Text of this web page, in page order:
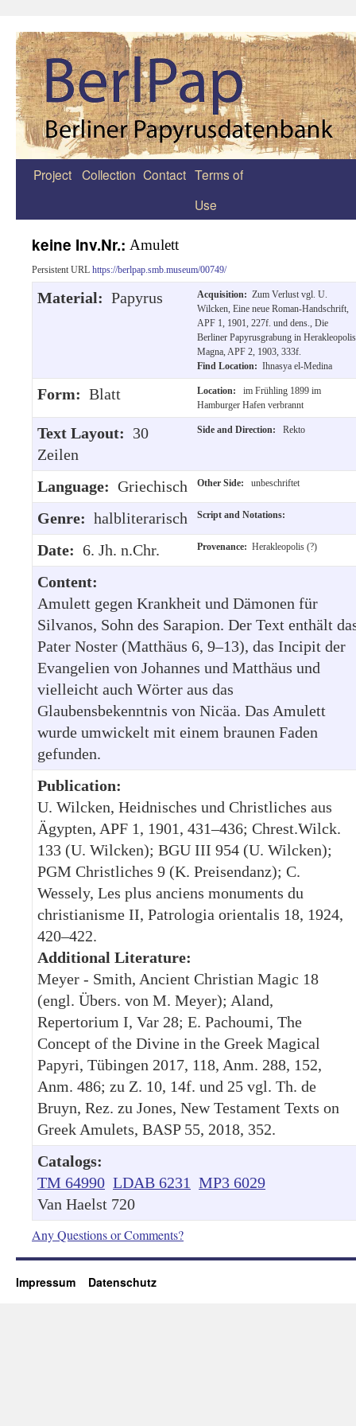
Zum
Project Collection Contact Terms of
Use
keine Inv.Nr.: Amulett
Persistent URL https://berlpap.smb.museum/00749/
Material: Papyrus Acquisition: Zum Verlust vgl. U.
Wilcken, Eine neue Roman-Handschrift,
APF 1, 1901, 227f. und dens., Die
Berliner Papyrusgrabung in Herakleopolis
Magna, APF 2, 1903, 333f.
Find Location: Ihnasya el-Medina
Form: Blatt Location:
im Frühling 1899 im
Hamburger Hafen verbrannt
Text Layout: 30
Zeilen
Side and Direction: Rekto
Language: Griechisch Other Side: unbeschriftet
Genre: halbliterarisch Script and Notations:
Date: 6. Jh. n.Chr. Provenance: Herakleopolis (?)
Content:
Amulett gegen Krankheit und Dämonen für
Silvanos, Sohn des Sarapion. Der Text enthält
Pater Noster (Matthäus 6, 9–13), das Incipit der
Evangelien von Johannes und Matthäus und
vielleicht auch Wörter aus das
Glaubensbekenntnis von Nicäa. Das Amulett
wurde umwickelt mit einem braunen Faden
gefunden.
Publication:
U. Wilcken, Heidnisches und Christliches aus
Ägypten, APF 1, 1901, 431–436; Chrest.Wilck.
133 (U. Wilcken); BGU III 954 (U. Wilcken);
PGM Christliches 9 (K. Preisendanz); C.
Wessely, Les plus anciens monuments du
christianisme II, Patrologia orientalis 18, 1924,
420–422.
Additional Literature:
Meyer - Smith, Ancient Christian Magic 18
(engl. Übers. von M. Meyer); Aland,
Repertorium I, Var 28; E. Pachoumi, The
Concept of the Divine in the Greek Magical
Papyri, Tübingen 2017, 118, Anm. 288, 152,
Anm. 486; zu Z. 10, 14f. und 25 vgl. Th. de
Bruyn, Rez. zu Jones, New Testament Texts on
Greek Amulets, BASP 55, 2018, 352.
Catalogs:
TM 64990 LDAB 6231 MP3 6029
Van Haelst 720
Any Questions or Comments?
Impressum Datenschutz